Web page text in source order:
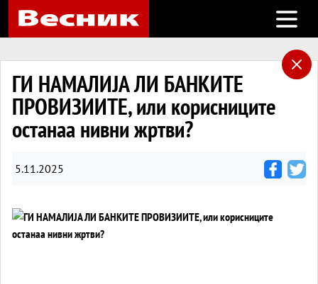
Open
ГИ НАМАЛИЈА ЛИ БАНКИТЕ
ПРОВИЗИИТЕ, или корисниците
останаа нивни жртви?
5.11.2025